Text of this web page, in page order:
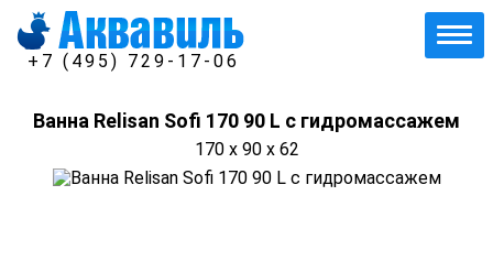
+7 (495) 729-17-06
Ванна Relisan Sofi 170 90 L с гидромассажем
170 x 90 x 62